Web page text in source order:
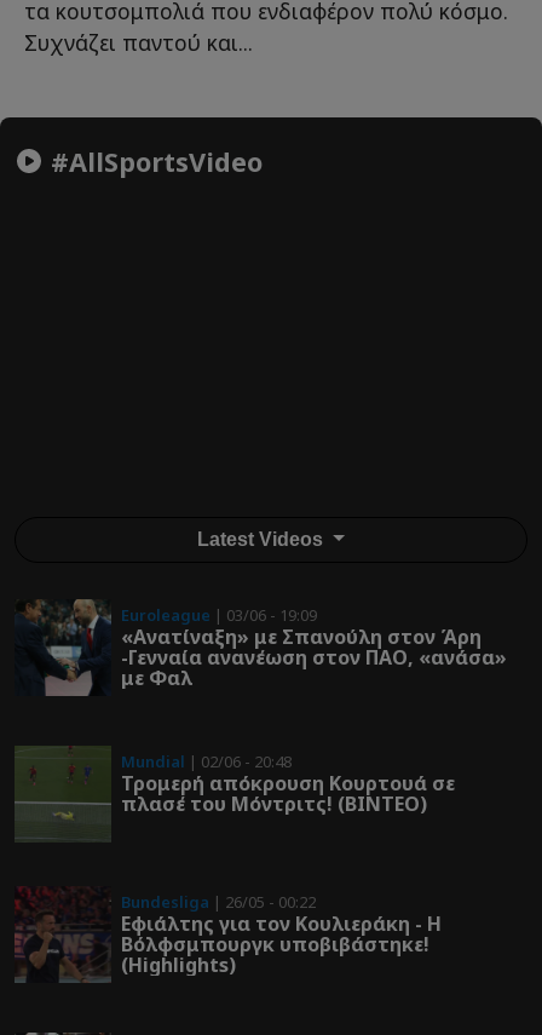
τα κουτσομπολιά που ενδιαφέρον πολύ κόσμο.
Συχνάζει παντού και...
#AllSportsVideo
Latest Videos
Euroleague | 03/06 - 19:09
«Ανατίναξη» με Σπανούλη στον Άρη
-Γενναία ανανέωση στον ΠΑΟ, «ανάσα»
με Φαλ
Mundial | 02/06 - 20:48
Τρομερή απόκρουση Κουρτουά σε
πλασέ του Μόντριτς! (ΒΙΝΤΕΟ)
Bundesliga | 26/05 - 00:22
Εφιάλτης για τον Κουλιεράκη - Η
Βόλφσμπουργκ υποβιβάστηκε!
(Highlights)